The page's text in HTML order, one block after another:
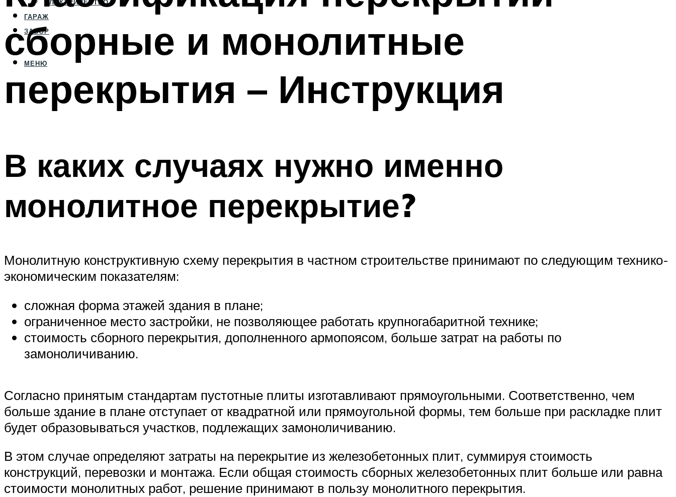
ЭЛЕКТРИЧЕСТВО
ГАРАЖ
ЗАБОР
МЕНЮ
сборные и монолитные
перекрытия – Инструкция
В каких случаях нужно именно
монолитное перекрытие?
Монолитную конструктивную схему перекрытия в частном строительстве принимают по следующим технико-
экономическим показателям:
сложная форма этажей здания в плане;
ограниченное место застройки, не позволяющее работать крупногабаритной технике;
стоимость сборного перекрытия, дополненного армопоясом, больше затрат на работы по
замоноличиванию.
Согласно принятым стандартам пустотные плиты изготавливают прямоугольными. Соответственно, чем
больше здание в плане отступает от квадратной или прямоугольной формы, тем больше при раскладке плит
будет образовываться участков, подлежащих замоноличиванию.
В этом случае определяют затраты на перекрытие из железобетонных плит, суммируя стоимость
конструкций, перевозки и монтажа. Если общая стоимость сборных железобетонных плит больше или равна
стоимости монолитных работ, решение принимают в пользу монолитного перекрытия.